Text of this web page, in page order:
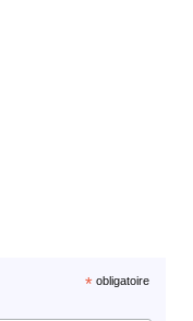
*obligatoire